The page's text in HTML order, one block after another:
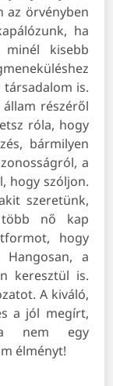
az örvényben
ha
kisebb
is.
részéről
róla, hogy
bármilyen
a
hogy szóljon.
szeretünk,
nő kap
hogy
Hangosan, a
keresztül is.
A kiváló,
a jól megírt,
nem egy
élményt!